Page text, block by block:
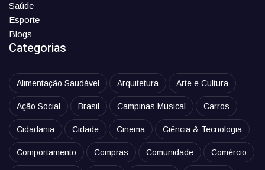
Saúde
Esporte
Blogs
Categorias
Alimentação Saudável Arquitetura Arte e Cultura
Ação Social Brasil Campinas Musical Carros
Cidadania Cidade Cinema Ciência & Tecnologia
Comportamento Compras Comunidade Comércio